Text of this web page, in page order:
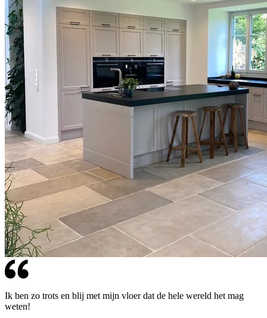
Ik ben zo trots en blij met mijn vloer dat de hele wereld het mag
weten!